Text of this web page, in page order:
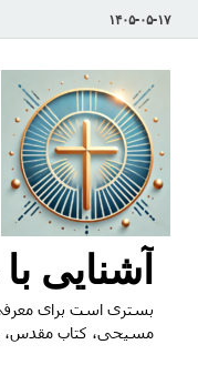
۱۴۰۵-۰۵-۱۷
آشنایی
بستری است برای
مسیحی، کتاب